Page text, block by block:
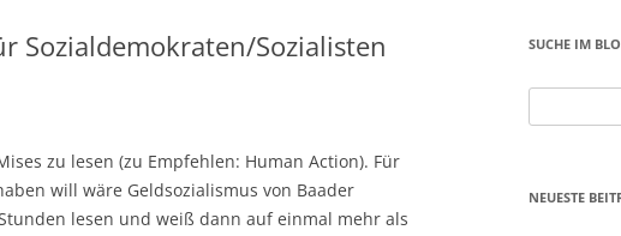
Sozialdemokraten/Sozialisten
zu lesen (zu Empfehlen: Human Action). Für
will wäre Geldsozialismus von Baader
lesen und weiß dann auf einmal mehr als
SUCHE IM
nach:
NEUESTE